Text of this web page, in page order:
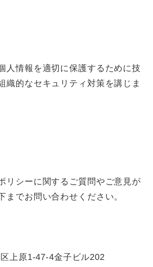
人情報を適切に保護するために技
織的なセキュリティ対策を講じま
リシーに関するご質問やご意見が
までお問い合わせください。
上原1-47-4金子ビル202